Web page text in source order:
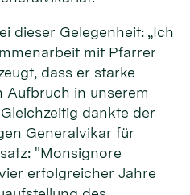
dieser Gelegenheit: „Ich
mit Pfarrer
dass er starke
Aufbruch in unserem
dankte der
Generalvikar für
"Monsignore
erfolgreicher Jahre